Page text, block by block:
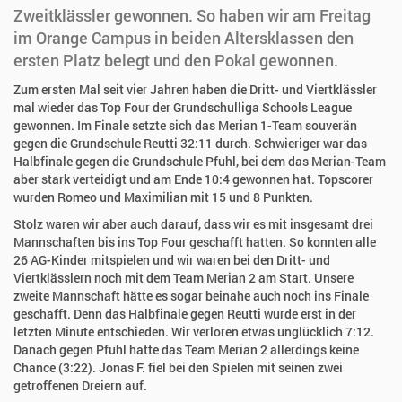
Zweitklässler gewonnen. So haben wir am Freitag
im Orange Campus in beiden Altersklassen den
ersten Platz belegt und den Pokal gewonnen.
Zum ersten Mal seit vier Jahren haben die Dritt- und Viertklässler
mal wieder das Top Four der Grundschulliga Schools League
gewonnen. Im Finale setzte sich das Merian 1-Team souverän
gegen die Grundschule Reutti 32:11 durch. Schwieriger war das
Halbfinale gegen die Grundschule Pfuhl, bei dem das Merian-Team
aber stark verteidigt und am Ende 10:4 gewonnen hat. Topscorer
wurden Romeo und Maximilian mit 15 und 8 Punkten.
Stolz waren wir aber auch darauf, dass wir es mit insgesamt drei
Mannschaften bis ins Top Four geschafft hatten. So konnten alle
26 AG-Kinder mitspielen und wir waren bei den Dritt- und
Viertklässlern noch mit dem Team Merian 2 am Start. Unsere
zweite Mannschaft hätte es sogar beinahe auch noch ins Finale
geschafft. Denn das Halbfinale gegen Reutti wurde erst in der
letzten Minute entschieden. Wir verloren etwas unglücklich 7:12.
Danach gegen Pfuhl hatte das Team Merian 2 allerdings keine
Chance (3:22). Jonas F. fiel bei den Spielen mit seinen zwei
getroffenen Dreiern auf.